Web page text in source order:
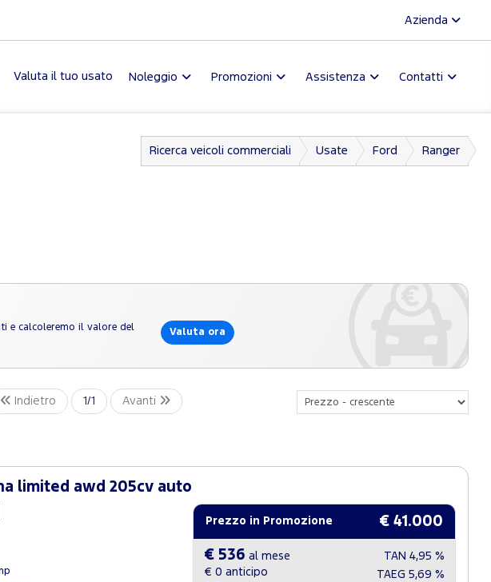
Azienda
Valuta il tuo usato Noleggio Promozioni Assistenza Contatti
Ricerca veicoli commerciali Usate Ford Ranger
e calcoleremo il valore del
Valuta ora
Indietro 1/1 Avanti
limited awd 205cv auto
Prezzo in Promozione € 41.000
€ 536 al mese
€ 0 anticipo
TAN 4,95 %
TAEG 5,69 %